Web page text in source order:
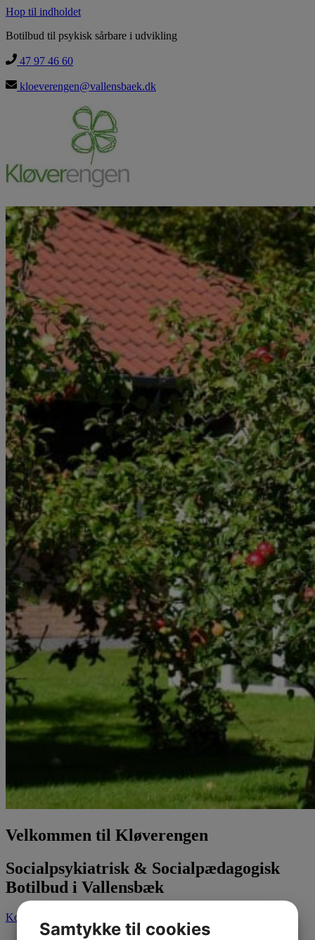
Hop til indholdet
Botilbud til psykisk sårbare i udvikling
47 97 46 60
kloeverengen@vallensbaek.dk
Velkommen til Kløverengen
Socialpsykiatrisk & Socialpædagogisk
Botilbud i Vallensbæk
Kontakt os her
Samtykke til cookies